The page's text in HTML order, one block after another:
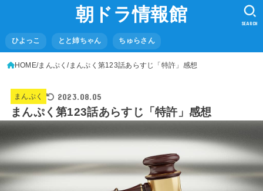
朝ドラ情報館
ひよっこ とと姉ちゃん ちゅらさん
SEARCH
HOME まんぷく まんぷく第123話あらすじ「特許」感想
まんぷく 2023.08.05
まんぷく第123話あらすじ「特許」感想